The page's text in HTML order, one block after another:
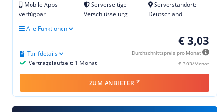
Mobile Apps
verfügbar
Serverseitige
Verschlüsselung
Serverstandort:
Deutschland
Alle Funktionen
€ 3,03
Durchschnittspreis pro Monat
€ 3,03/Monat
Vertragslaufzeit: 1 Monat
Tarifdetails
ZUM ANBIETER *